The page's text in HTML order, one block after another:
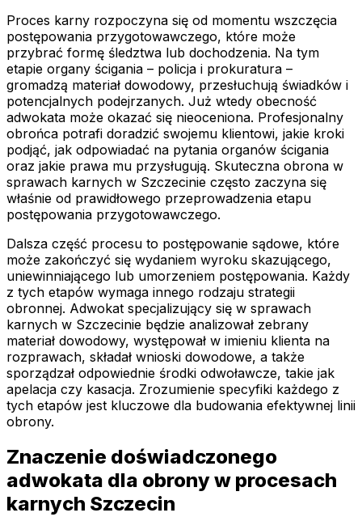
Proces karny rozpoczyna się od momentu wszczęcia
postępowania przygotowawczego, które może
przybrać formę śledztwa lub dochodzenia. Na tym
etapie organy ścigania – policja i prokuratura –
gromadzą materiał dowodowy, przesłuchują świadków i
potencjalnych podejrzanych. Już wtedy obecność
adwokata może okazać się nieoceniona. Profesjonalny
obrońca potrafi doradzić swojemu klientowi, jakie kroki
podjąć, jak odpowiadać na pytania organów ścigania
oraz jakie prawa mu przysługują. Skuteczna obrona w
sprawach karnych w Szczecinie często zaczyna się
właśnie od prawidłowego przeprowadzenia etapu
postępowania przygotowawczego.
Dalsza część procesu to postępowanie sądowe, które
może zakończyć się wydaniem wyroku skazującego,
uniewinniającego lub umorzeniem postępowania. Każdy
z tych etapów wymaga innego rodzaju strategii
obronnej. Adwokat specjalizujący się w sprawach
karnych w Szczecinie będzie analizował zebrany
materiał dowodowy, występował w imieniu klienta na
rozprawach, składał wnioski dowodowe, a także
sporządzał odpowiednie środki odwoławcze, takie jak
apelacja czy kasacja. Zrozumienie specyfiki każdego z
tych etapów jest kluczowe dla budowania efektywnej linii
obrony.
Znaczenie doświadczonego
adwokata dla obrony w procesach
karnych Szczecin